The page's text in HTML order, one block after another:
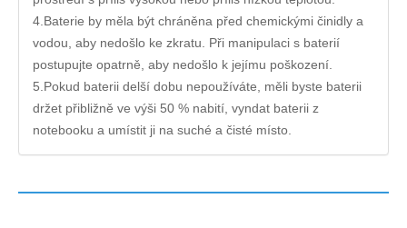
4.Baterie by měla být chráněna před chemickými činidly a
vodou, aby nedošlo ke zkratu. Při manipulaci s baterií
postupujte opatrně, aby nedošlo k jejímu poškození.
5.Pokud baterii delší dobu nepoužíváte, měli byste baterii
držet přibližně ve výši 50 % nabití, vyndat baterii z
notebooku a umístit ji na suché a čisté místo.